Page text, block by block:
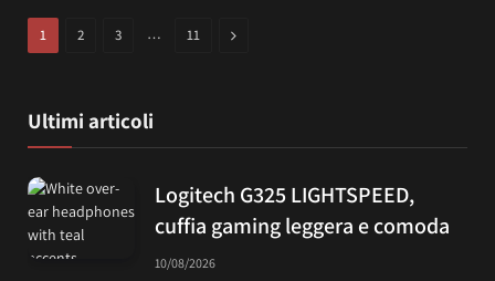
1 2 3 … 11 Next
Ultimi articoli
Logitech G325 LIGHTSPEED,
cuffia gaming leggera e comoda
10/08/2026